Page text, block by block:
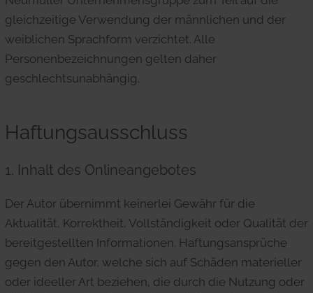
gleichzeitige Verwendung der männlichen und der
weiblichen Sprachform verzichtet. Alle
Personenbezeichnungen gelten daher
geschlechtsunabhängig.
Haftungsausschluss
1. Inhalt des Onlineangebotes
Der Autor übernimmt keinerlei Gewähr für die
Aktualität, Korrektheit, Vollständigkeit oder Qualität der
bereitgestellten Informationen. Haftungsansprüche
gegen den Autor, welche sich auf Schäden materieller
oder ideeller Art beziehen, die durch die Nutzung oder